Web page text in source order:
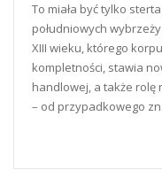
To miała być tylko
południowych
XIII wieku, którego
kompletności, stawia
handlowej, a także rolę
– od przypadkowego